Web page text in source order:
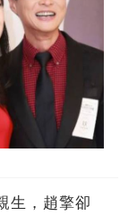
生，趙擎卻